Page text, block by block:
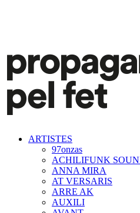
ARTISTES
97onzas
ACHILIFUNK
ANNA MIRA
AT VERSARIS
ARRE AK
AUXILI